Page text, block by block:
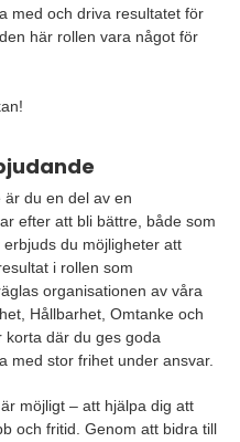
med och driva resultatet för
här rollen vara något för
är du en del av en
efter att bli bättre, både som
du möjligheter att
i rollen som
organisationen av våra
Hållbarhet, Omtanke och
korta där du ges goda
med stor frihet under ansvar.
möjligt – att hjälpa dig att
och fritid. Genom att bidra till